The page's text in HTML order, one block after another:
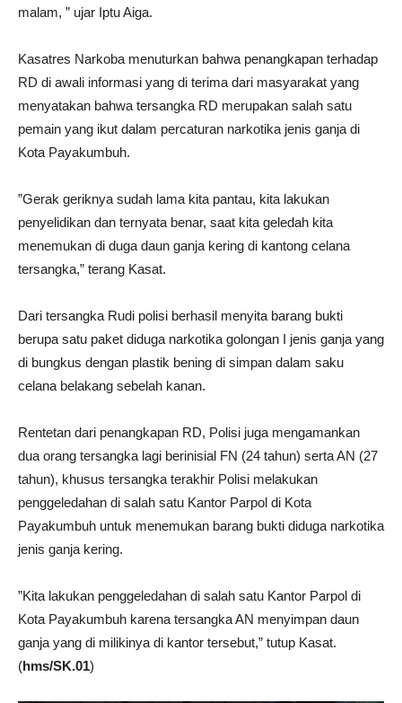
malam, ” ujar Iptu Aiga.
Kasatres Narkoba menuturkan bahwa penangkapan terhadap
RD di awali informasi yang di terima dari masyarakat yang
menyatakan bahwa tersangka RD merupakan salah satu
pemain yang ikut dalam percaturan narkotika jenis ganja di
Kota Payakumbuh.
”Gerak geriknya sudah lama kita pantau, kita lakukan
penyelidikan dan ternyata benar, saat kita geledah kita
menemukan di duga daun ganja kering di kantong celana
tersangka,” terang Kasat.
Dari tersangka Rudi polisi berhasil menyita barang bukti
berupa satu paket diduga narkotika golongan I jenis ganja yang
di bungkus dengan plastik bening di simpan dalam saku
celana belakang sebelah kanan.
Rentetan dari penangkapan RD, Polisi juga mengamankan
dua orang tersangka lagi berinisial FN (24 tahun) serta AN (27
tahun), khusus tersangka terakhir Polisi melakukan
penggeledahan di salah satu Kantor Parpol di Kota
Payakumbuh untuk menemukan barang bukti diduga narkotika
jenis ganja kering.
”Kita lakukan penggeledahan di salah satu Kantor Parpol di
Kota Payakumbuh karena tersangka AN menyimpan daun
ganja yang di milikinya di kantor tersebut,” tutup Kasat.
(hms/SK.01)